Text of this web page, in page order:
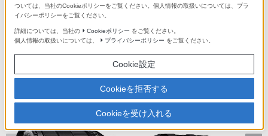
最近チェックした商品の傾向から
ついては、当社のCookieポリシーをご覧ください。個人情報の取扱いについては、プラ
イバシーポリシーをご覧ください。
詳細については、当社の Cookieポリシー をご覧ください。
個人情報の取扱いについては、
プライバシーポリシー をご覧ください。
Cookie設定
Cookieを拒否する
Cookieを受け入れる